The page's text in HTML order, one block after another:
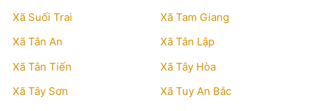
Xã Suối Trai
Xã Tam Giang
Xã Tân An
Xã Tân Lập
Xã Tân Tiến
Xã Tây Hòa
Xã Tây Sơn
Xã Tuy An Bắc